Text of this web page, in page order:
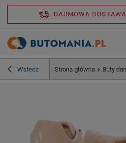
DARMOWA DOSTAWA
Wstecz Strona główna Buty